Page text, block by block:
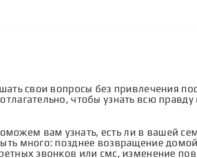
свои вопросы без привлечения
чтобы узнать всю
вам узнать, есть ли в вашей
много: позднее возвращение
звонков или смс, изменение